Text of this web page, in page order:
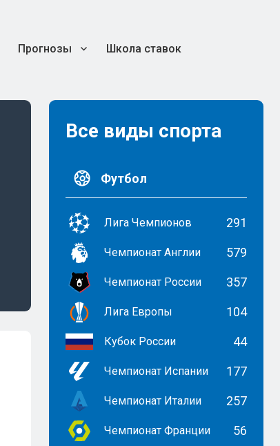
Прогнозы Школа ставок
Все виды спорта
Футбол
Лига Чемпионов 291
Чемпионат Англии 579
Чемпионат России 357
Лига Европы 104
Кубок России 44
Чемпионат Испании 177
Чемпионат Италии 257
Чемпионат Франции 56